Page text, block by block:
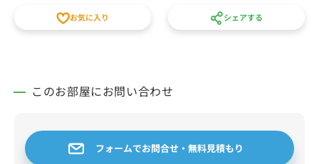
お気に入り シェアする
このお部屋にお問い合わせ
フォームでお問合せ・無料見積もり